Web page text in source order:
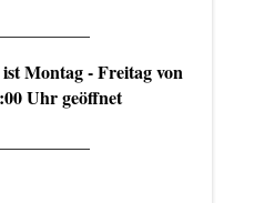
Montag - Freitag von
Uhr geöffnet